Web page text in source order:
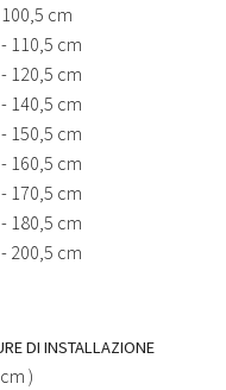
cm
110,5 cm
120,5 cm
140,5 cm
150,5 cm
160,5 cm
170,5 cm
180,5 cm
200,5 cm
DI INSTALLAZIONE
)